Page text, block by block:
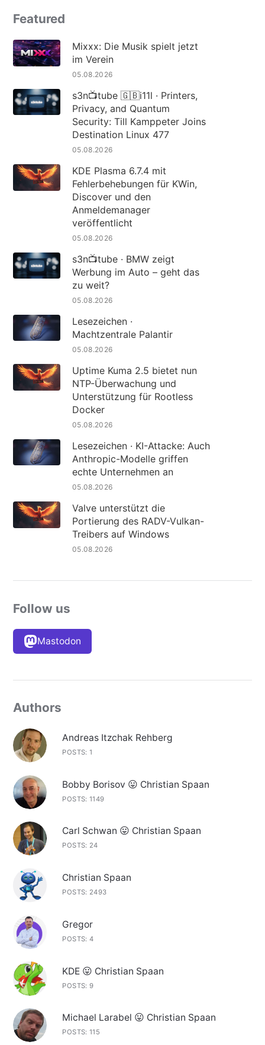
Featured
Mixxx: Die Musik spielt jetzt
im Verein
05.08.2026
s3n📺tube 🇬🇧i11l · Printers,
Privacy, and Quantum
Security: Till Kamppeter Joins
Destination Linux 477
05.08.2026
KDE Plasma 6.7.4 mit
Fehlerbehebungen für KWin,
Discover und den
Anmeldemanager
veröffentlicht
05.08.2026
s3n📺tube · BMW zeigt
Werbung im Auto – geht das
zu weit?
05.08.2026
Lesezeichen ·
Machtzentrale Palantir
05.08.2026
Uptime Kuma 2.5 bietet nun
NTP-Überwachung und
Unterstützung für Rootless
Docker
05.08.2026
Lesezeichen · KI-Attacke: Auch
Anthropic-Modelle griffen
echte Unternehmen an
05.08.2026
Valve unterstützt die
Portierung des RADV-Vulkan-
Treibers auf Windows
05.08.2026
Follow us
Mastodon
Authors
Andreas Itzchak Rehberg
POSTS: 1
Bobby Borisov 😛 Christian Spaan
POSTS: 1149
Carl Schwan 😛 Christian Spaan
POSTS: 24
Christian Spaan
POSTS: 2493
Gregor
POSTS: 4
KDE 😛 Christian Spaan
POSTS: 9
Michael Larabel 😛 Christian Spaan
POSTS: 115